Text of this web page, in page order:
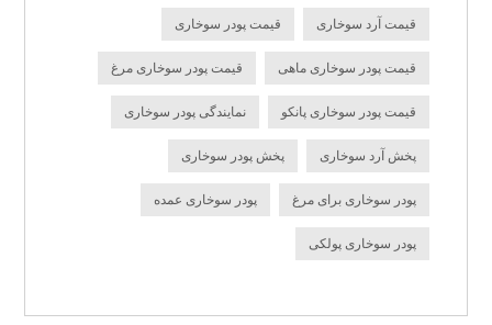
قیمت آرد سوخاری قیمت پودر سوخاری
قیمت پودر سوخاری ماهی قیمت پودر سوخاری مرغ
قیمت پودر سوخاری پانکو نمایندگی پودر سوخاری
پخش آرد سوخاری پخش پودر سوخاری
پودر سوخاری برای مرغ پودر سوخاری عمده
پودر سوخاری پولکی